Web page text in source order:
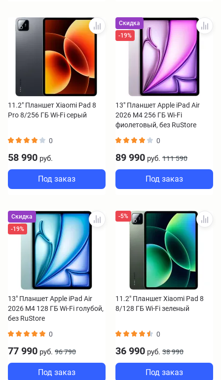
11.2" Планшет Xiaomi Pad 8
Pro 8/256 ГБ Wi-Fi серый
0
58 990 руб.
Под заказ
Скидка
-19%
13" Планшет Apple iPad Air
2026 M4 256 ГБ Wi-Fi
фиолетовый, без RuStore
0
89 990 руб. 111 590
Под заказ
Скидка
-19%
13" Планшет Apple iPad Air
2026 M4 128 ГБ Wi-Fi голубой,
без RuStore
0
77 990 руб. 96 790
Под заказ
-5%
11.2" Планшет Xiaomi Pad 8
8/128 ГБ Wi-Fi зеленый
0
36 990 руб. 38 990
Под заказ